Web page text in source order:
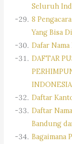
Seluruh
8
Yang Bisa
Dafar
DAFTAR
INDONESIA
Daftar
Daftar
Bandung
Bagaimana